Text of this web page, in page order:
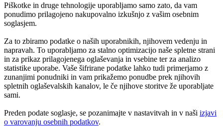
Piškotke in druge tehnologije uporabljamo samo zato, da vam
ponudimo prilagojeno nakupovalno izkušnjo z vašim osebnim
soglasjem.
Za to zbiramo podatke o naših uporabnikih, njihovem vedenju in
napravah. To uporabljamo za stalno optimizacijo naše spletne strani
in za prikaz prilagojenega oglaševanja in vsebine ter za analizo
statistike uporabe. Vaše šifrirane podatke lahko tudi primerjamo z
zunanjimi ponudniki in vam prikažemo ponudbe prek njihovih
spletnih oglaševalskih kanalov, le če njihove storitve že uporabljate
sami.
Preden podate soglasje, se pozanimajte v nastavitvah in v naši izjavi
o varovanju osebnih podatkov.